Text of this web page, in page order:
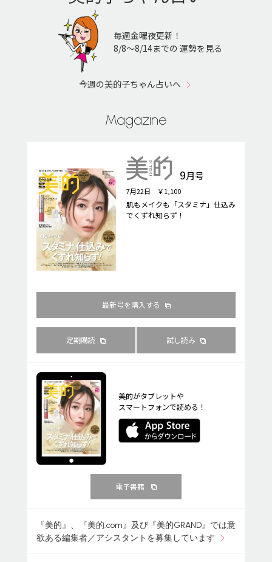
毎週金曜夜更新！
8/8〜8/14までの 運勢を見る
今週の美的子ちゃん占いへ
Magazine
9月号
7月22日 ￥1,100
肌もメイクも「スタミナ」仕込み
でくずれ知らず！
最新号を購入する
定期購読 試し読み
美的がタブレットや
スマートフォンで読める！
電子書籍
『美的』、『美的.com』及び『美的GRAND』では意
欲ある編集者／アシスタントを募集しています